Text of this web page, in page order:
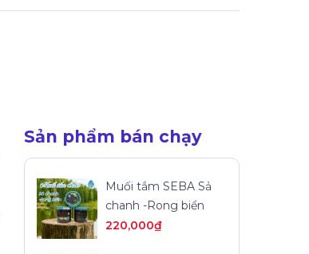
Sản phẩm bán chạy
Muối tắm SEBA Sả
chanh -Rong biển
220,000₫